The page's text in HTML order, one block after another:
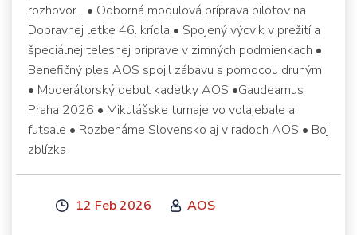
rozhovor... • Odborná modulová príprava pilotov na
Dopravnej letke 46. krídla • Spojený výcvik v prežití a
špeciálnej telesnej príprave v zimných podmienkach •
Benefičný ples AOS spojil zábavu s pomocou druhým
• Moderátorský debut kadetky AOS •Gaudeamus
Praha 2026 • Mikulášske turnaje vo volajebale a
futsale • Rozbeháme Slovensko aj v radoch AOS • Boj
zblízka
12 Feb 2026 AOS